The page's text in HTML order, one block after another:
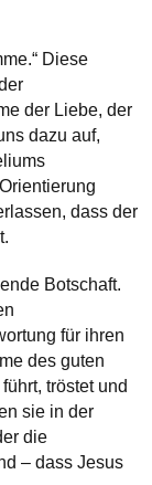
Diese
der Liebe, der
dazu auf,
dass der
Botschaft.
für ihren
des guten
tröstet und
sie in der
die
– dass Jesus